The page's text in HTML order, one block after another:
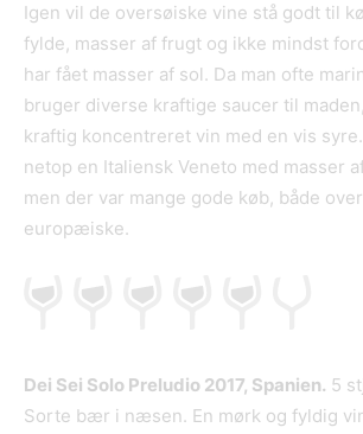
Igen vil de oversøiske vine stå godt til
fylde, masser af frugt og ikke mindst
har fået masser af sol. Da man ofte
bruger diverse kraftige saucer til
kraftig koncentreret vin med en vis
netop en Italiensk Veneto med masser
men der var mange gode køb, både
europæiske.
Dei Sei Solo Preludio 2017, Spanien. 5
Sorte bær i næsen. En mørk og fyldig